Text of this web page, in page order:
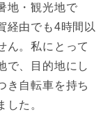
地・観光地で
経由でも4時間以
ん。私にとって
で、目的地にし
き自転車を持ち
た。